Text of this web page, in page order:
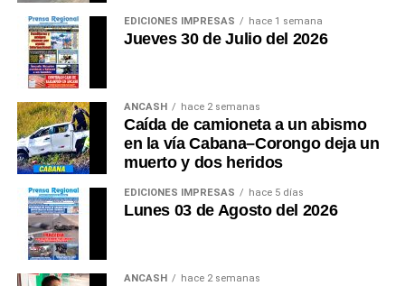
EDICIONES IMPRESAS hace 1 semana
Jueves 30 de Julio del 2026
ANCASH hace 2 semanas
Caída de camioneta a un abismo
en la vía Cabana–Corongo deja un
muerto y dos heridos
EDICIONES IMPRESAS hace 5 días
Lunes 03 de Agosto del 2026
ANCASH hace 2 semanas